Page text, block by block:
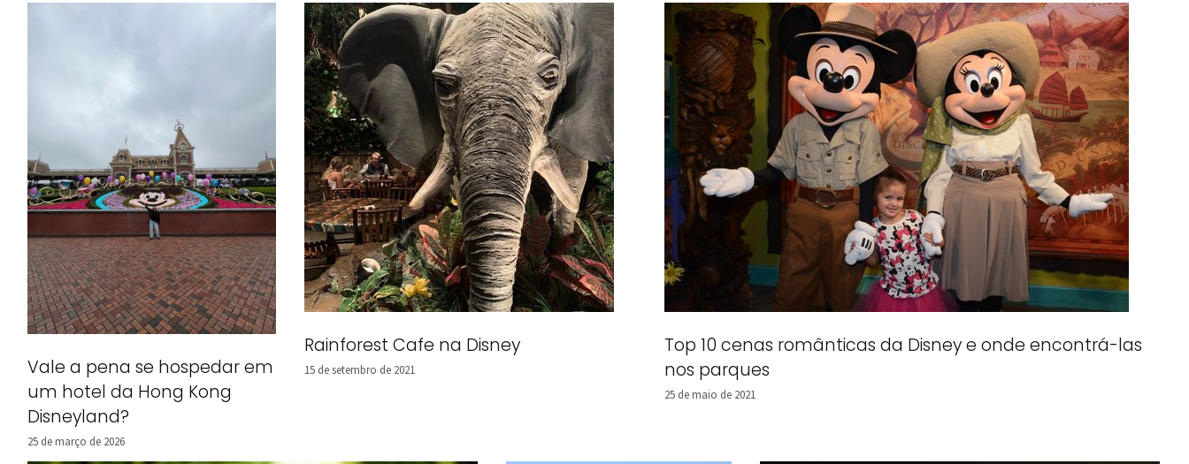
Vale a pena se hospedar em
um hotel da Hong Kong
Disneyland?
25 de março de 2026
Rainforest Cafe na Disney
15 de setembro de 2021
Top 10 cenas românticas da Disney e onde encontrá-las
nos parques
25 de maio de 2021